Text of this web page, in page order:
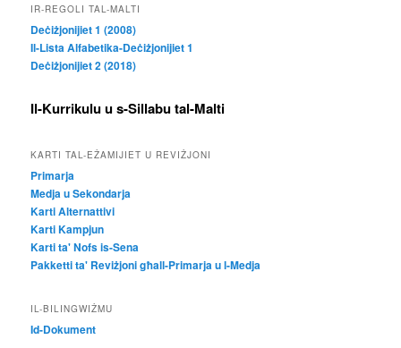
IR-REGOLI TAL-MALTI
Deċiżjonijiet 1 (2008)
Il-Lista Alfabetika-Deċiżjonijiet 1
Deċiżjonijiet 2 (2018)
Il-Kurrikulu u s-Sillabu tal-Malti
KARTI TAL-EŻAMIJIET U REVIŻJONI
Primarja
Medja u Sekondarja
Karti Alternattivi
Karti Kampjun
Karti ta' Nofs is-Sena
Pakketti ta' Reviżjoni għall-Primarja u l-Medja
IL-BILINGWIŻMU
Id-Dokument